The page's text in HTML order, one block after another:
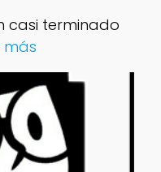
casi terminado
más